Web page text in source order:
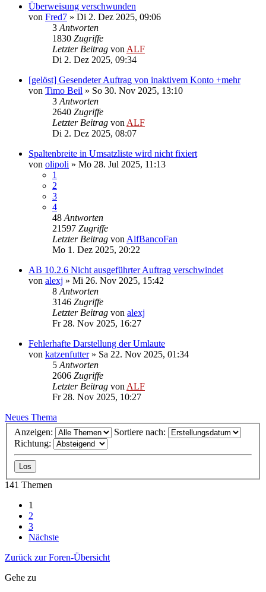
Überweisung verschwunden
von Fred7 » Di 2. Dez 2025, 09:06
3 Antworten
1830 Zugriffe
Letzter Beitrag von ALF
Di 2. Dez 2025, 09:34
[gelöst] Gesendeter Auftrag von inaktivem Konto +mehr
von Timo Beil » So 30. Nov 2025, 13:10
3 Antworten
2640 Zugriffe
Letzter Beitrag von ALF
Di 2. Dez 2025, 08:07
Spaltenbreite in Umsatzliste wird nicht fixiert
von olipoli » Mo 28. Jul 2025, 11:13
1
2
3
4
48 Antworten
21597 Zugriffe
Letzter Beitrag von AlfBancoFan
Mo 1. Dez 2025, 20:22
AB 10.2.6 Nicht ausgeführter Auftrag verschwindet
von alexj » Mi 26. Nov 2025, 15:42
8 Antworten
3146 Zugriffe
Letzter Beitrag von alexj
Fr 28. Nov 2025, 16:27
Fehlerhafte Darstellung der Umlaute
von katzenfutter» Sa 22. Nov 2025, 01:34
5 Antworten
2606 Zugriffe
Letzter Beitrag von ALF
Fr 28. Nov 2025, 10:27
Neues Thema
Anzeigen:
Sortiere nach:
Richtung:
141 Themen
1
2
3
Nächste
Zurück zur Foren-Übersicht
Gehe zu